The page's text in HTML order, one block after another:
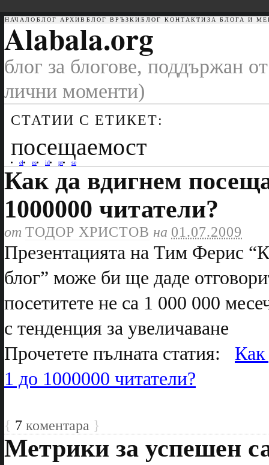
НАЧАЛО БЛОГ АРХИВ БЛОГ ВРЪЗКИ БЛОГ КОНТАКТИ ЗА БЛОГА И
Alabala.org
блог за блогове, поддържан
лични моменти)
СТАТИИ С ЕТИКЕТ:
посещаемост
el es id pt se
Как да вдигнем
1000000 читатели?
от ТОДОР ХРИСТОВ на 01.07.2009
Презентацията на Тим Ферис
блог” може би ще даде
посетитете не са 1 000 000
с тенденция за увеличаване
Прочетете пълната статия: Как
1 до 1000000 читатели?
{ 7 коментара }
Метрики за успешен